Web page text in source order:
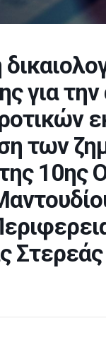
για
των
10ης